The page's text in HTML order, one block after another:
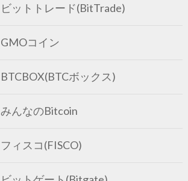
ビットトレード(BitTrade)
GMOコイン
BTCBOX(BTCボックス)
みんなのBitcoin
フィスコ(FISCO)